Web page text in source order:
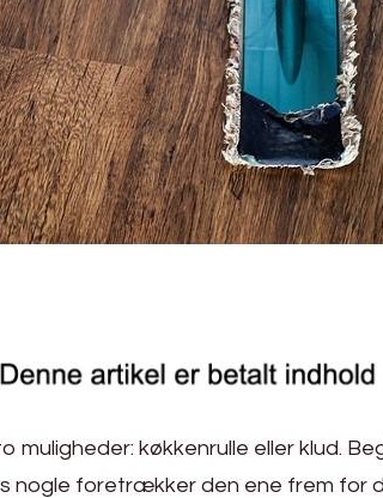
køkkenrulle eller klud.
nogle foretrækker den ene frem for